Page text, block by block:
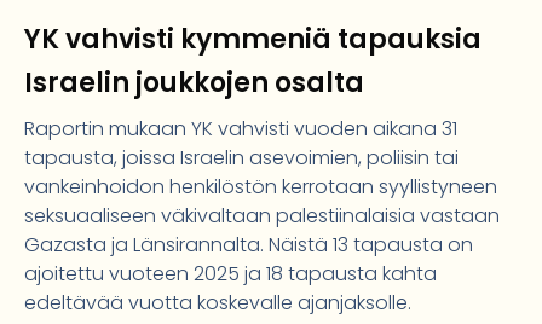
YK vahvisti kymmeniä tapauksia
Israelin joukkojen osalta
Raportin mukaan YK vahvisti vuoden aikana 31
tapausta, joissa Israelin asevoimien, poliisin tai
vankeinhoidon henkilöstön kerrotaan syyllistyneen
seksuaaliseen väkivaltaan palestiinalaisia vastaan
Gazasta ja Länsirannalta. Näistä 13 tapausta on
ajoitettu vuoteen 2025 ja 18 tapausta kahta
edeltävää vuotta koskevalle ajanjaksolle.